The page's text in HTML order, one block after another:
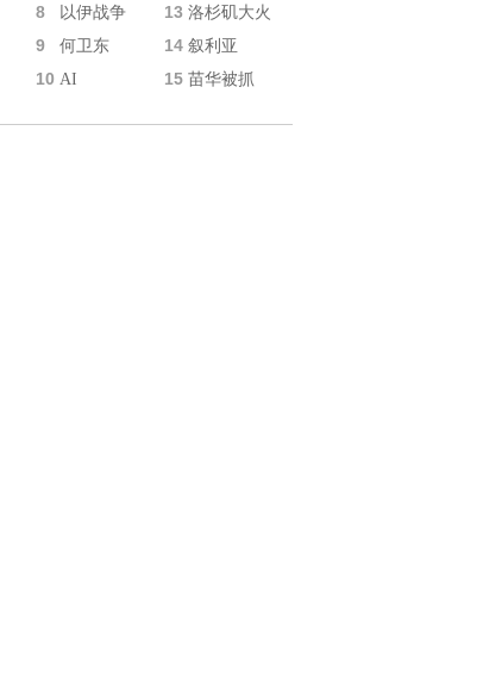
8 以伊战争 13 洛杉矶大火
9 何卫东 14 叙利亚
10 AI 15 苗华被抓